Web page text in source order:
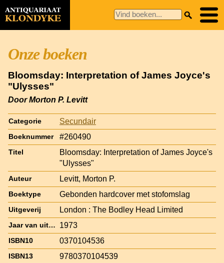
Onze boeken
Bloomsday: Interpretation of James Joyce's
"Ulysses"
Door Morton P. Levitt
Categorie Secundair
Boeknummer #260490
Titel
Bloomsday: Interpretation of James Joyce's
"Ulysses"
Auteur Levitt, Morton P.
Boektype Gebonden hardcover met stofomslag
Uitgeverij London : The Bodley Head Limited
Jaar van uitgave 1973
ISBN10 0370104536
ISBN13 9780370104539